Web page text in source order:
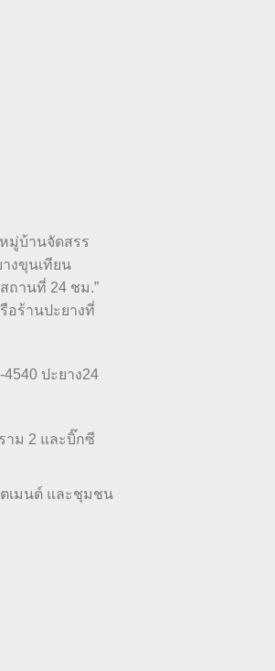
มู่บ้านจัดสรร
งขุนเทียน
ถานที่ 24 ชม.”
อร้านปะยางที่
ปะยาง24
าม 2 และบิ๊กซี
เมนต์ และชุมชน